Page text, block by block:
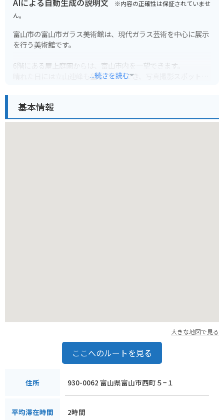
AIによる自動生成の説明文 ※内容の正確性は保証されていませ
ん。
富山市の富山市ガラス美術館は、現代ガラス芸術を中心に展示
を行う美術館です。
6階にある屋上庭園からは、富山市内を一望できます。
晴れた日には立山連峰も望むことができ、写真撮影スポットと
す。
周辺には、富山市役所展望塔や富山城など、観光スポットも点
...続きを読む
基本情報
大きな地図で見る
ここへのルートを見る
住所 930-0062 富山県富山市西町５−１
平均滞在時間 2時間